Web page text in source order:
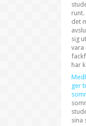
runt.
det
sig
vara
har
ger
sina